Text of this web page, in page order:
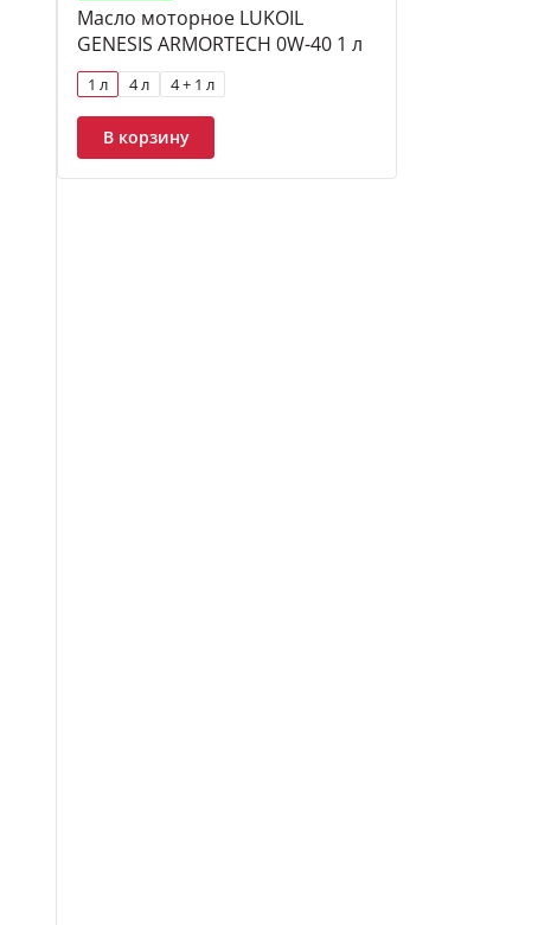
Масло моторное LUKOIL
GENESIS ARMORTECH 0W-40 1 л
1 л 4 л 4 + 1 л
В корзину